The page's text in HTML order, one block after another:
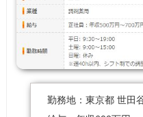
勤務地：東京都 世田